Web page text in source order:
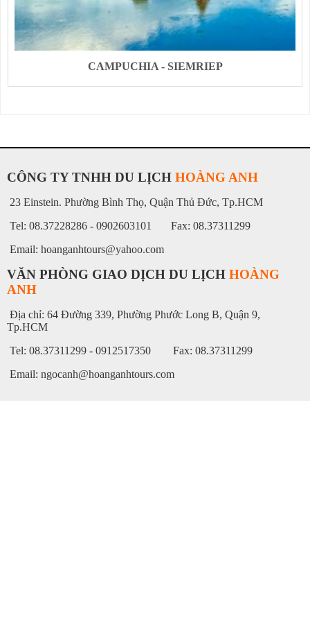
CAMPUCHIA - SIEMRIEP
CÔNG TY TNHH DU LỊCH HOÀNG ANH
23 Einstein. Phường Bình Thọ, Quận Thủ Đức, Tp.HCM
Tel: 08.37228286 - 0902603101 Fax: 08.37311299
Email: hoanganhtours@yahoo.com
VĂN PHÒNG GIAO DỊCH DU LỊCH HOÀNG
ANH
Địa chỉ: 64 Đường 339, Phường Phước Long B, Quận 9,
Tp.HCM
Tel: 08.37311299 - 0912517350 Fax: 08.37311299
Email: ngocanh@hoanganhtours.com